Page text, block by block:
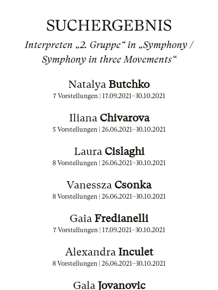
SUCHERGEBNIS
Interpreten „2. Gruppe“ in „Symphony /
Symphony in three Movements“
Natalya Butchko
7 Vorstellungen | 17.09.2021–30.10.2021
Iliana Chivarova
5 Vorstellungen | 26.06.2021–30.10.2021
Laura Cislaghi
8 Vorstellungen | 26.06.2021–30.10.2021
Vanessza Csonka
8 Vorstellungen | 26.06.2021–30.10.2021
Gaia Fredianelli
7 Vorstellungen | 17.09.2021–30.10.2021
Alexandra Inculet
8 Vorstellungen | 26.06.2021–30.10.2021
Gala Jovanovic